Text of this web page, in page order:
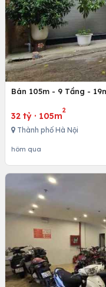
Bán 105m - 9 Tầng -
32 tỷ · 105m
2
Thành phố Hà Nội
hôm qua